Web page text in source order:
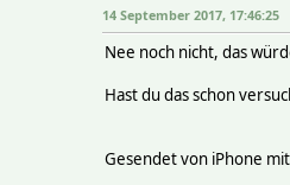
14 September 2017, 17:46:25
Nee noch nicht, das
Hast du das schon
Gesendet von iPhone